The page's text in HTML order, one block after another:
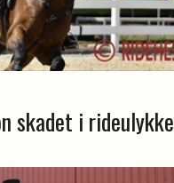
skadet i rideulykke